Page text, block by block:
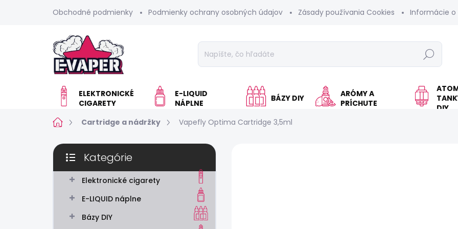
Obchodné podmienky Podmienky ochrany osobných údajov Zásady používania Cookies Informácie o
Hľadať
ELEKTRONICKÉ
CIGARETY
E-LIQUID
NÁPLNE
BÁZY DIY
ARÓMY A
PRÍCHUTE
DIY
DomovCartridge a nádržky Vapefly Optima Cartridge 3,5ml
B
č
Preskočiť
kategórie
Kategórie
Elektronické cigarety
E-LIQUID náplne
Bázy DIY